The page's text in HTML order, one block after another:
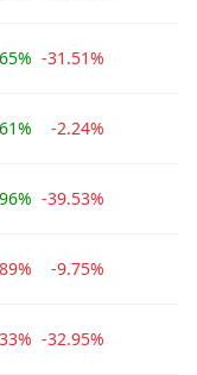
-31.51%
-2.24%
-39.53%
-9.75%
-32.95%